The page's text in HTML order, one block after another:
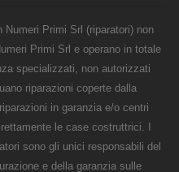
Numeri Primi Srl (riparatori) non
Primi Srl e operano in totale
specializzati, non autorizzati
riparazioni coperte dalla
in garanzia e/o centri
le case costruttrici. I
sono gli unici responsabili del
e della garanzia sulle